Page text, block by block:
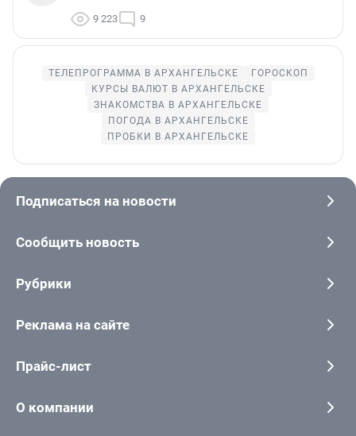
9 223 9
ТЕЛЕПРОГРАММА В АРХАНГЕЛЬСКЕ
ГОРОСКОП
КУРСЫ ВАЛЮТ В АРХАНГЕЛЬСКЕ
ЗНАКОМСТВА В АРХАНГЕЛЬСКЕ
ПОГОДА В АРХАНГЕЛЬСКЕ
ПРОБКИ В АРХАНГЕЛЬСКЕ
Подписаться на новости
Сообщить новость
Рубрики
Реклама на сайте
Прайс-лист
О компании